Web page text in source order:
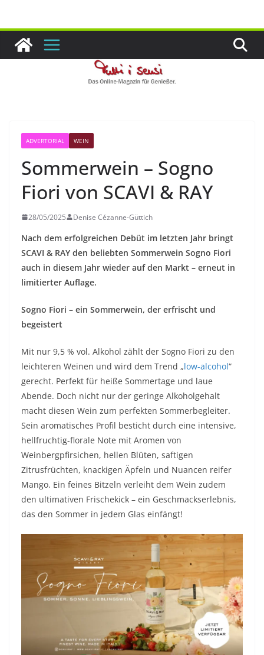
springen
ADVERTORIAL WEIN
Sommerwein – Sogno
Fiori von SCAVI & RAY
28/05/2025 Denise Cézanne-Güttich
Nach dem erfolgreichen Debüt im letzten Jahr bringt
SCAVI & RAY den beliebten Sommerwein Sogno Fiori
auch in diesem Jahr wieder auf den Markt – erneut in
limitierter Auflage.
Sogno Fiori – ein Sommerwein, der erfrischt und
begeistert
Mit nur 9,5 % vol. Alkohol zählt der Sogno Fiori zu den
leichteren Weinen und wird dem Trend „low-alcohol“
gerecht. Perfekt für heiße Sommertage und laue
Abende. Doch nicht nur der geringe Alkoholgehalt
macht diesen Wein zum perfekten Sommerbegleiter.
Sein aromatisches Profil besticht durch eine intensive,
hellfruchtig-florale Note mit Aromen von
Weinbergpfirsichen, hellen Blüten, saftigen
Zitrusfrüchten, knackigen Äpfeln und Nuancen reifer
Mango. Ein feines Bitzeln verleiht dem Wein zudem
den ultimativen Frischekick – ein Geschmackserlebnis,
das den Sommer in jedem Glas einfängt!